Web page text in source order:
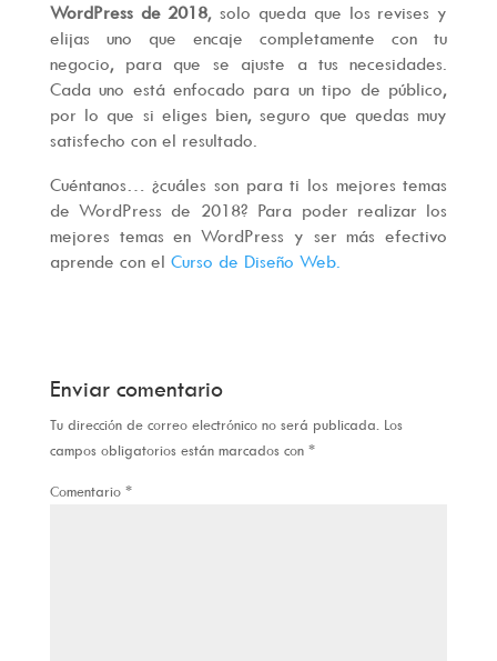
WordPress de 2018, solo queda que los revises y
elijas uno que encaje completamente con tu
negocio, para que se ajuste a tus necesidades.
Cada uno está enfocado para un tipo de público,
por lo que si eliges bien, seguro que quedas muy
satisfecho con el resultado.
Cuéntanos… ¿cuáles son para ti los mejores temas
de WordPress de 2018? Para poder realizar los
mejores temas en WordPress y ser más efectivo
aprende con el Curso de Diseño Web.
Enviar comentario
Tu dirección de correo electrónico no será publicada. Los
campos obligatorios están marcados con *
Comentario *